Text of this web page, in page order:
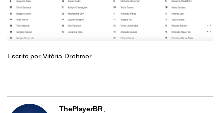
Escrito por Vitória Drehmer
ThePlayerBR